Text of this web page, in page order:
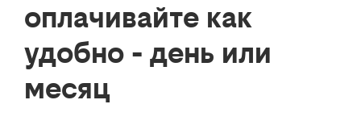
оплачивайте как
удобно - день или
месяц